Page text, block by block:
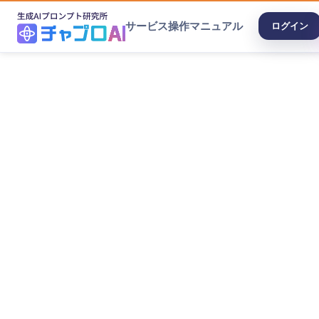
サービス操作マニュアル ログイン